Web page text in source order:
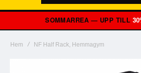
SOMMARREA — UPP TILL
Hem NF Half Rack, Hemmagym